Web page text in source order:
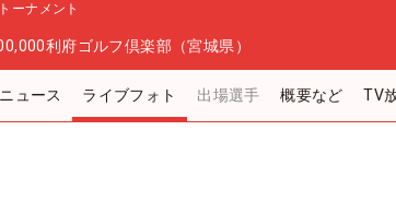
ーナメント
利府ゴルフ倶楽部（宮城県）
ニュース ライブフォト 出場選手 概要など TV